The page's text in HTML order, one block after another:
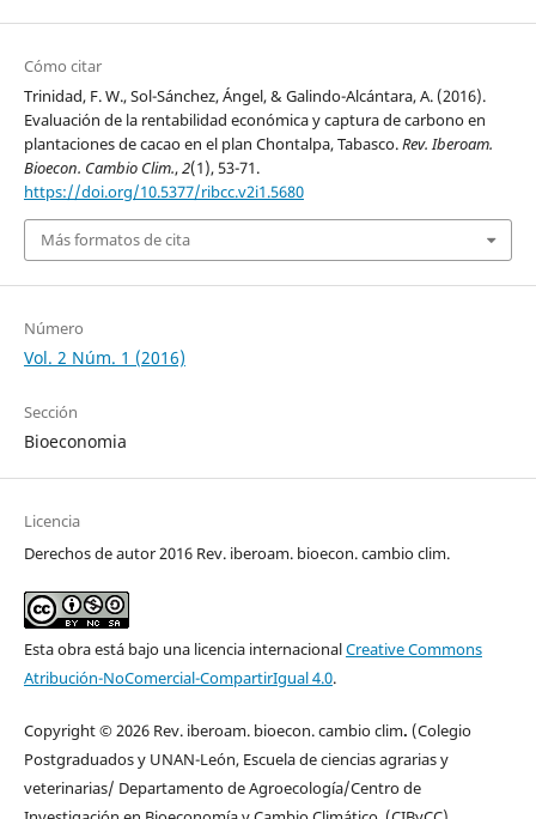
Cómo citar
Trinidad, F. W., Sol-Sánchez, Ángel, & Galindo-Alcántara, A. (2016).
Evaluación de la rentabilidad económica y captura de carbono en
plantaciones de cacao en el plan Chontalpa, Tabasco.Rev. Iberoam.
Bioecon. Cambio Clim.,2(1), 53-71.
https://doi.org/10.5377/ribcc.v2i1.5680
Más formatos de cita
Número
Vol. 2 Núm. 1 (2016)
Sección
Bioeconomia
Licencia
Derechos de autor 2016 Rev. iberoam. bioecon. cambio clim.
Esta obra está bajo una licencia internacionalCreative Commons
Atribución-NoComercial-CompartirIgual 4.0.
Copyright © 2026 Rev. iberoam. bioecon. cambio clim. (Colegio
Postgraduados y UNAN-León, Escuela de ciencias agrarias y
veterinarias/ Departamento de Agroecología/Centro de